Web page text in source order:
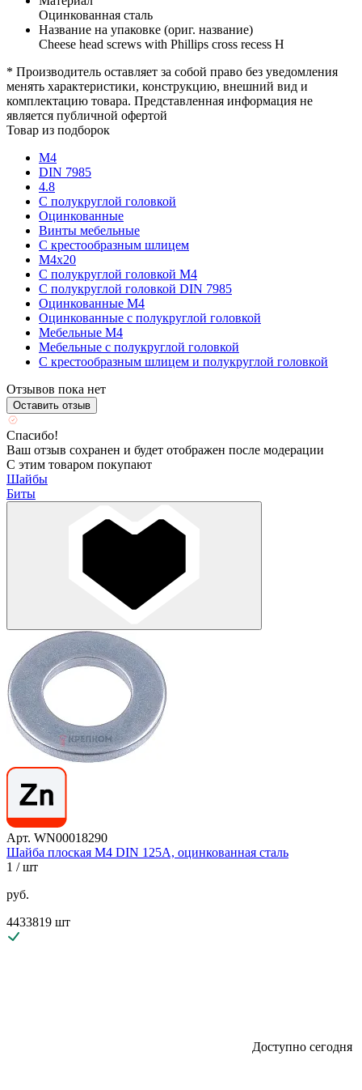
Оцинкованная сталь
Название на упаковке (ориг. название)
Cheese head screws with Phillips cross recess H
* Производитель оставляет за собой право без уведомления
менять характеристики, конструкцию, внешний вид и
комплектацию товара. Представленная информация не
является публичной офертой
Товар из подборок
М4
DIN 7985
4.8
С полукруглой головкой
Оцинкованные
Винты мебельные
С крестообразным шлицем
М4х20
С полукруглой головкой М4
С полукруглой головкой DIN 7985
Оцинкованные М4
Оцинкованные с полукруглой головкой
Мебельные М4
Мебельные с полукруглой головкой
С крестообразным шлицем и полукруглой головкой
Отзывов пока нет
Оставить отзыв
Спасибо!
Ваш отзыв сохранен и будет отображен после модерации
С этим товаром покупают
Шайбы
Биты
Арт. WN00018290
Шайба плоская М4 DIN 125A, оцинкованная сталь
1 / шт
руб.
4433819 шт
Доступно сегодня